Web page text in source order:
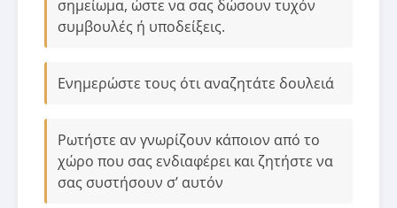
σημείωμα, ώστε να σας δώσουν τυχόν
συμβουλές ή υποδείξεις.
Ενημερώστε τους ότι αναζητάτε δουλειά
Ρωτήστε αν γνωρίζουν κάποιον από το
χώρο που σας ενδιαφέρει και ζητήστε να
σας συστήσουν σ’ αυτόν